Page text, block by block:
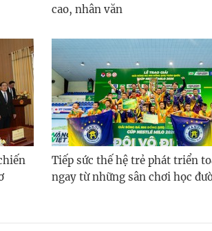
cao, nhân văn
Tiếp sức thế hệ trẻ phát triển
ngay từ những sân chơi học